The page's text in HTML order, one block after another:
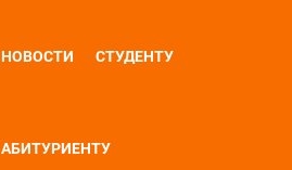
НОВОСТИ СТУДЕНТУ
АБИТУРИЕНТУ